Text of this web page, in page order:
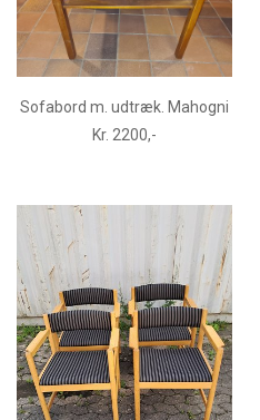
Sofabord m. udtræk. Mahogni
Kr. 2200,-